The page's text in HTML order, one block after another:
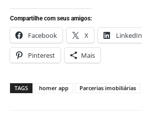
Compartilhe com seus amigos:
Facebook X LinkedIn
Pinterest Mais
TAGS homer app Parcerias imobiliárias